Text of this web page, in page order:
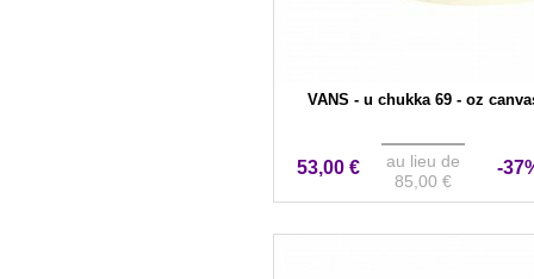
VANS - u chukka 69 - oz
53,00 €
au lieu de
85,00 €
-